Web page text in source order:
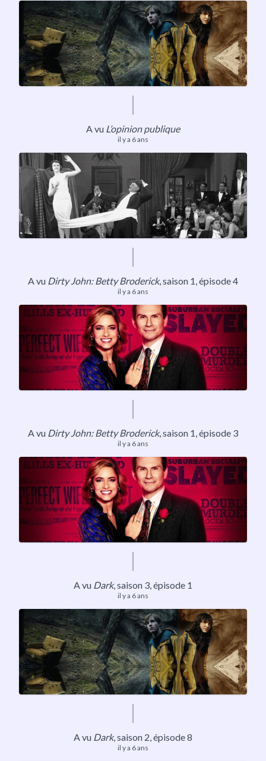
A vu L’opinion publique
il y a 6 ans
A vu Dirty John: Betty Broderick,saison 1, épisode 4
il y a 6 ans
A vu Dirty John: Betty Broderick,saison 1, épisode 3
il y a 6 ans
A vu Dark,saison 3, épisode 1
il y a 6 ans
A vu Dark,saison 2, épisode 8
il y a 6 ans